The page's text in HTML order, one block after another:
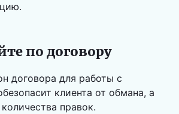
по договору
договора для работы с
клиента от обмана, а
правок.